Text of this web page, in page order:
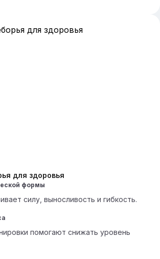
для здоровья
формы
силу, выносливость и гибкость.
помогают снижать уровень